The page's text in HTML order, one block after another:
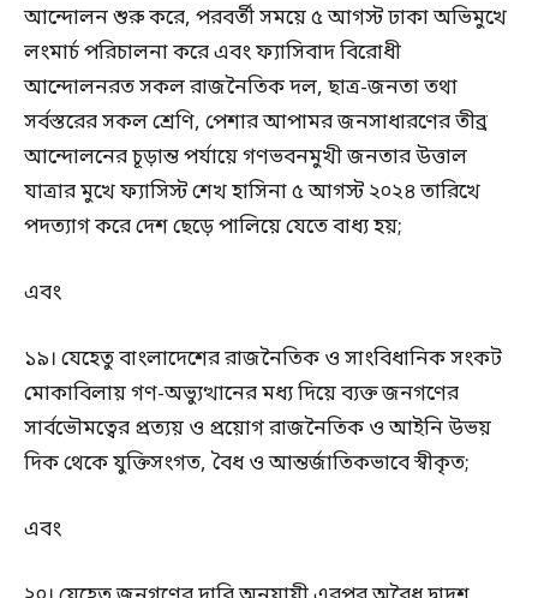
আন্দোলন শুরু করে, পরবর্তী সময়ে ৫ আগস্ট ঢাকা অভিমুখে
লংমার্চ পরিচালনা করে এবং ফ্যাসিবাদ বিরোধী
আন্দোলনরত সকল রাজনৈতিক দল, ছাত্র-জনতা তথা
সর্বস্তরের সকল শ্রেণি, পেশার আপামর জনসাধারণের তীব্র
আন্দোলনের চূড়ান্ত পর্যায়ে গণভবনমুখী জনতার উত্তাল
যাত্রার মুখে ফ্যাসিস্ট শেখ হাসিনা ৫ আগস্ট ২০২৪ তারিখে
পদত্যাগ করে দেশ ছেড়ে পালিয়ে যেতে বাধ্য হয়;
এবং
১৯। যেহেতু বাংলাদেশের রাজনৈতিক ও সাংবিধানিক সংকট
মোকাবিলায় গণ-অভ্যুত্থানের মধ্য দিয়ে ব্যক্ত জনগণের
সার্বভৌমত্বের প্রত্যয় ও প্রয়োগ রাজনৈতিক ও আইনি উভয়
দিক থেকে যুক্তিসংগত, বৈধ ও আন্তর্জাতিকভাবে স্বীকৃত;
এবং